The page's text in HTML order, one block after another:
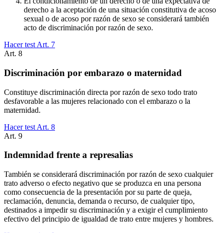
derecho a la aceptación de una situación constitutiva de acoso
sexual o de acoso por razón de sexo se considerará también
acto de discriminación por razón de sexo.
Hacer test Art. 7
Art. 8
Discriminación por embarazo o maternidad
Constituye discriminación directa por razón de sexo todo trato
desfavorable a las mujeres relacionado con el embarazo o la
maternidad.
Hacer test Art. 8
Art. 9
Indemnidad frente a represalias
También se considerará discriminación por razón de sexo cualquier
trato adverso o efecto negativo que se produzca en una persona
como consecuencia de la presentación por su parte de queja,
reclamación, denuncia, demanda o recurso, de cualquier tipo,
destinados a impedir su discriminación y a exigir el cumplimiento
efectivo del principio de igualdad de trato entre mujeres y hombres.